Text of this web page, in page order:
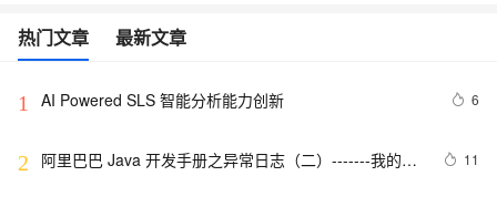
热门文章 最新文章
1 AI Powered SLS 智能分析能力创新 6
2
阿里巴巴 Java 开发手册之异常日志（二）-------我的经
11